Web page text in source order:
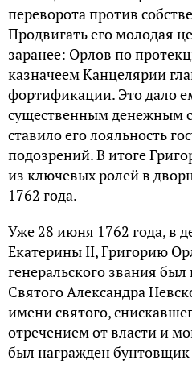
переворота против
Продвигать его молодая
заранее: Орлов по
казначеем Канцелярии
фортификации. Это дало
существенным денежным
ставило его лояльность
подозрений. В итоге
из ключевых ролей в
1762 года.
Уже 28 июня 1762 года, в
Екатерины II, Григорию
генеральского звания
Святого Александра
имени святого,
отречением от власти и
был награжден